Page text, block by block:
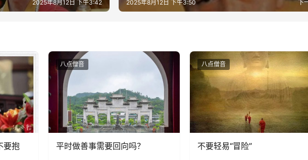
2025年8月12日 下午3:42 下
2025年8月12日 下午3:50
要抱
八点僧音
平时做善事需要回向吗？
八点僧音
不要轻易“冒险”